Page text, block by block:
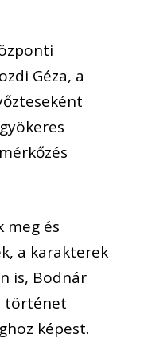
Géza, a
meg és
a karakterek
is, Bodnár
történet
képest.